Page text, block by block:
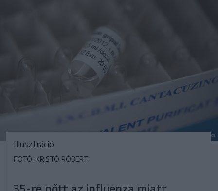
Illusztráció
FOTÓ: KRISTÓ RÓBERT